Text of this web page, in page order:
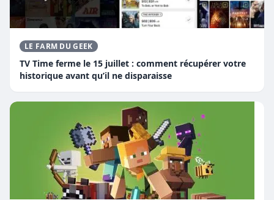
LE FARM DU GEEK
TV Time ferme le 15 juillet : comment récupérer votre
historique avant qu’il ne disparaisse